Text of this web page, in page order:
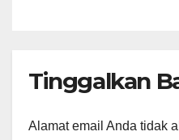
Tinggalkan
Alamat email Anda tidak